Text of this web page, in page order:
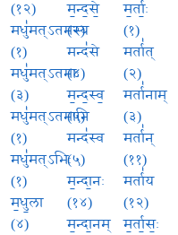
(१२)
मधु॑मत्ऽतमस्य
(१)
मधु॑मत्ऽतमाः
(३)
मधु॑मत्ऽतमानि
(१)
मधु॑मत्ऽभिः
(१)
म॒धु॒ला
(४)
म॒न्द॒से॒
(२)
मन्द॑से
(४)
म॒न्द॒स्व॒
(५)
मन्द॑स्व
(५)
म॒न्दा॒नः
(१४)
म॒न्दा॒नम्
म॒र्ताः॒
(१)
मर्ता॑त्
(२)
मर्ता॑नाम्
(३)
मर्ता॑न्
(११)
मर्ता॑य
(१२)
म॒र्ता॒सः॒